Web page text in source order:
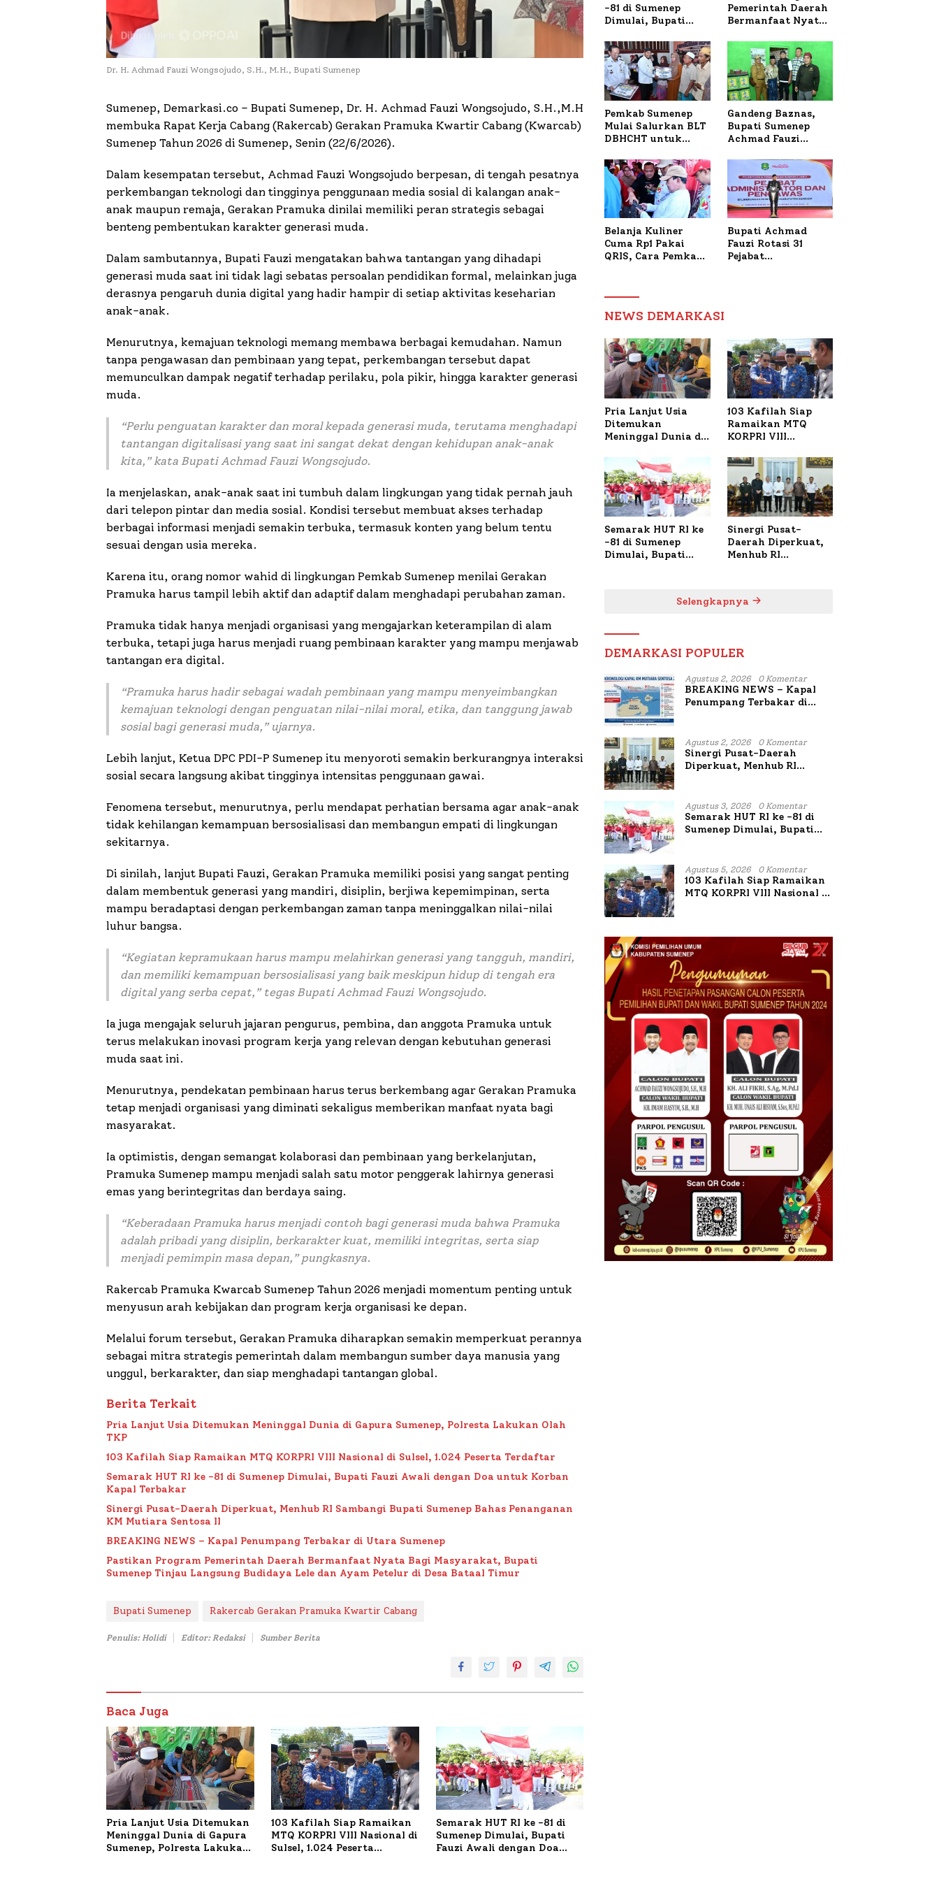
Dr. H. Achmad Fauzi Wongsojudo, S.H., M.H., Bupati Sumenep
Sumenep, Demarkasi.co – Bupati Sumenep, Dr. H. Achmad Fauzi Wongsojudo, S.H.,M.H
membuka Rapat Kerja Cabang (Rakercab) Gerakan Pramuka Kwartir Cabang (Kwarcab)
Sumenep Tahun 2026 di Sumenep, Senin (22/6/2026).
Dalam kesempatan tersebut, Achmad Fauzi Wongsojudo berpesan, di tengah pesatnya
perkembangan teknologi dan tingginya penggunaan media sosial di kalangan anak-
anak maupun remaja, Gerakan Pramuka dinilai memiliki peran strategis sebagai
benteng pembentukan karakter generasi muda.
Dalam sambutannya, Bupati Fauzi mengatakan bahwa tantangan yang dihadapi
generasi muda saat ini tidak lagi sebatas persoalan pendidikan formal, melainkan juga
derasnya pengaruh dunia digital yang hadir hampir di setiap aktivitas keseharian
anak-anak.
Menurutnya, kemajuan teknologi memang membawa berbagai kemudahan. Namun
tanpa pengawasan dan pembinaan yang tepat, perkembangan tersebut dapat
memunculkan dampak negatif terhadap perilaku, pola pikir, hingga karakter generasi
muda.
“Perlu penguatan karakter dan moral kepada generasi muda, terutama menghadapi
tantangan digitalisasi yang saat ini sangat dekat dengan kehidupan anak-anak
kita,” kata Bupati Achmad Fauzi Wongsojudo.
Ia menjelaskan, anak-anak saat ini tumbuh dalam lingkungan yang tidak pernah jauh
dari telepon pintar dan media sosial. Kondisi tersebut membuat akses terhadap
berbagai informasi menjadi semakin terbuka, termasuk konten yang belum tentu
sesuai dengan usia mereka.
Karena itu, orang nomor wahid di lingkungan Pemkab Sumenep menilai Gerakan
Pramuka harus tampil lebih aktif dan adaptif dalam menghadapi perubahan zaman.
Pramuka tidak hanya menjadi organisasi yang mengajarkan keterampilan di alam
terbuka, tetapi juga harus menjadi ruang pembinaan karakter yang mampu menjawab
tantangan era digital.
“Pramuka harus hadir sebagai wadah pembinaan yang mampu menyeimbangkan
kemajuan teknologi dengan penguatan nilai-nilai moral, etika, dan tanggung jawab
sosial bagi generasi muda, ” ujarnya.
Lebih lanjut, Ketua DPC PDI-P Sumenep itu menyoroti semakin berkurangnya interaksi
sosial secara langsung akibat tingginya intensitas penggunaan gawai.
Fenomena tersebut, menurutnya, perlu mendapat perhatian bersama agar anak-anak
tidak kehilangan kemampuan bersosialisasi dan membangun empati di lingkungan
sekitarnya.
Di sinilah, lanjut Bupati Fauzi, Gerakan Pramuka memiliki posisi yang sangat penting
dalam membentuk generasi yang mandiri, disiplin, berjiwa kepemimpinan, serta
mampu beradaptasi dengan perkembangan zaman tanpa meninggalkan nilai-nilai
luhur bangsa.
“Kegiatan kepramukaan harus mampu melahirkan generasi yang tangguh, mandiri,
dan memiliki kemampuan bersosialisasi yang baik meskipun hidup di tengah era
digital yang serba cepat,” tegas Bupati Achmad Fauzi Wongsojudo.
Ia juga mengajak seluruh jajaran pengurus, pembina, dan anggota Pramuka untuk
terus melakukan inovasi program kerja yang relevan dengan kebutuhan generasi
muda saat ini.
Menurutnya, pendekatan pembinaan harus terus berkembang agar Gerakan Pramuka
tetap menjadi organisasi yang diminati sekaligus memberikan manfaat nyata bagi
masyarakat.
Ia optimistis, dengan semangat kolaborasi dan pembinaan yang berkelanjutan,
Pramuka Sumenep mampu menjadi salah satu motor penggerak lahirnya generasi
emas yang berintegritas dan berdaya saing.
“Keberadaan Pramuka harus menjadi contoh bagi generasi muda bahwa Pramuka
adalah pribadi yang disiplin, berkarakter kuat, memiliki integritas, serta siap
menjadi pemimpin masa depan,” pungkasnya.
Rakercab Pramuka Kwarcab Sumenep Tahun 2026 menjadi momentum penting untuk
menyusun arah kebijakan dan program kerja organisasi ke depan.
Melalui forum tersebut, Gerakan Pramuka diharapkan semakin memperkuat perannya
sebagai mitra strategis pemerintah dalam membangun sumber daya manusia yang
unggul, berkarakter, dan siap menghadapi tantangan global.
Berita Terkait
Pria Lanjut Usia Ditemukan Meninggal Dunia di Gapura Sumenep, Polresta Lakukan Olah
TKP
103 Kafilah Siap Ramaikan MTQ KORPRI VIII Nasional di Sulsel, 1.024 Peserta Terdaftar
Semarak HUT RI ke -81 di Sumenep Dimulai, Bupati Fauzi Awali dengan Doa untuk Korban
Kapal Terbakar
Sinergi Pusat-Daerah Diperkuat, Menhub RI Sambangi Bupati Sumenep Bahas Penanganan
KM Mutiara Sentosa II
BREAKING NEWS – Kapal Penumpang Terbakar di Utara Sumenep
Pastikan Program Pemerintah Daerah Bermanfaat Nyata Bagi Masyarakat, Bupati
Sumenep Tinjau Langsung Budidaya Lele dan Ayam Petelur di Desa Bataal Timur
Bupati Sumenep Rakercab Gerakan Pramuka Kwartir Cabang
Penulis: Holidi Editor: Redaksi Sumber Berita
Baca Juga
Pria Lanjut Usia Ditemukan
Meninggal Dunia di Gapura
Sumenep, Polresta Lakukan
103 Kafilah Siap Ramaikan
MTQ KORPRI VIII Nasional di
Sulsel, 1.024 Peserta
Semarak HUT RI ke -81 di
Sumenep Dimulai, Bupati
Fauzi Awali dengan Doa
-81 di Sumenep
Dimulai, Bupati
Doa untuk Korban
Kapal Terbakar
Pemerintah Daerah
Bermanfaat Nyata
Bupati Sumenep
Tinjau Langsung
Budidaya Lele dan
Ayam Petelur di
Desa Bataal Timur
Pemkab Sumenep
Mulai Salurkan BLT
DBHCHT untuk
Tani Tembakau
Gandeng Baznas,
Bupati Sumenep
Achmad Fauzi
Serahkan Bantuan
Bedah RTLH di Dua
Kecamatan
Belanja Kuliner
Cuma Rp1 Pakai
QRIS, Cara Pemkab
Bupati Achmad
Fauzi Rotasi 31
Pejabat
NEWS DEMARKASI
Pria Lanjut Usia
Ditemukan
Meninggal Dunia di
Polresta Lakukan
Olah TKP
103 Kafilah Siap
Ramaikan MTQ
KORPRI VIII
1.024 Peserta
Terdaftar
Semarak HUT RI ke
-81 di Sumenep
Dimulai, Bupati
Sinergi Pusat-
Daerah Diperkuat,
Menhub RI
Mutiara Sentosa II
Selengkapnya
DEMARKASI POPULER
Agustus 2, 2026 0 Komentar
BREAKING NEWS – Kapal
Penumpang Terbakar di
Agustus 2, 2026 0 Komentar
Sinergi Pusat-Daerah
Diperkuat, Menhub RI
Mutiara Sentosa II
Agustus 3, 2026 0 Komentar
Semarak HUT RI ke -81 di
Sumenep Dimulai, Bupati
Terbakar
Agustus 5, 2026 0 Komentar
103 Kafilah Siap Ramaikan
MTQ KORPRI VIII Nasional di